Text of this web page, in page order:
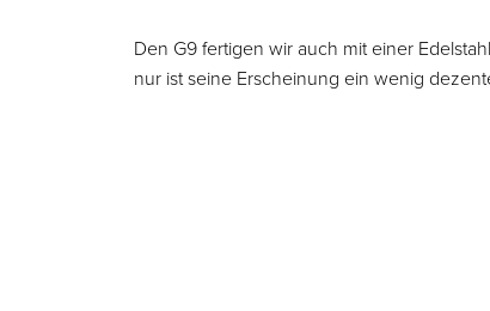
Den G9 fertigen wir auch mit einer
nur ist seine Erscheinung ein wenig